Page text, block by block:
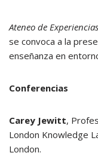
Ateneo de Experiencias
se convoca a la
enseñanza en
Conferencias
Carey Jewitt,
London Knowledge
London.